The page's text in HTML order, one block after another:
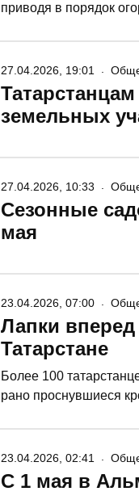
приводя в порядок
каковы советы
земельных
27.04.2026, 19:01
Сезонные
мая
27.04.2026, 10:33
Лапки
Татарстане
Более 100
рано проснувшиеся
23.04.2026, 07:00
С 1 мая в
23.04.2026, 02:41